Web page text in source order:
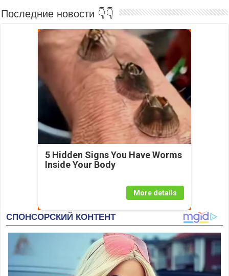
Последние новости 👇👇
5 Hidden Signs You Have Worms
Inside Your Body
More details